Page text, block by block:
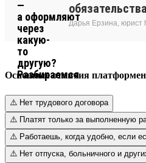
Дарья Ерзина, юрист
Основные отличия
⚠️ Нет трудового договора
⚠️ Платят только за выполненную
⚠️ Работаешь, когда удобно, если
⚠️ Нет отпуска, больничного и